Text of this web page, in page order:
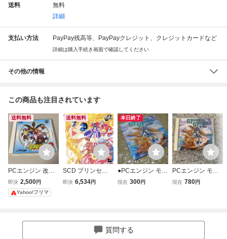
送料
無料
詳細
支払い方法 PayPay残高等、PayPayクレジット、クレジットカードなど
詳細は購入手続き画面で確認してください
その他の情報
この商品も注目されています
送料無料
PCエンジン 改造
町人シュビビンマ
ン3 異界のプリン
セス
即決 2,500円
Yahoo!フリマ
送料無料
SCD プリンセス
ミネルバ/PCエン
即決 6,534円
本日終了
●PCエンジン モン
スターメーカー闇
現在 300円
PCエンジン モン
スターメーカー
現在 780円
質問する